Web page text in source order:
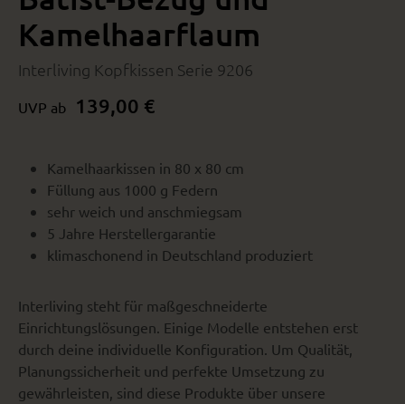
Kamelhaarflaum
Interliving Kopfkissen Serie 9206
UVP ab 139,00 €
Kamelhaarkissen in 80 x 80 cm
Füllung aus 1000 g Federn
sehr weich und anschmiegsam
5 Jahre Herstellergarantie
klimaschonend in Deutschland produziert
Interliving steht für maßgeschneiderte
Einrichtungslösungen. Einige Modelle entstehen erst
durch deine individuelle Konfiguration. Um Qualität,
Planungssicherheit und perfekte Umsetzung zu
gewährleisten, sind diese Produkte über unsere